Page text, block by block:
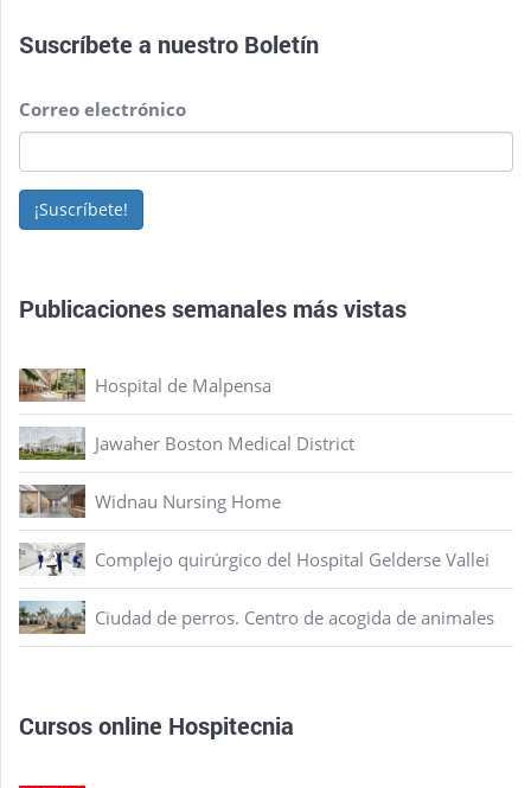
Suscríbete a nuestro Boletín
Correo electrónico
¡Suscríbete!
Publicaciones semanales más vistas
Hospital de Malpensa
Jawaher Boston Medical District
Widnau Nursing Home
Complejo quirúrgico del Hospital Gelderse Vallei
Ciudad de perros. Centro de acogida de animales
Cursos online Hospitecnia